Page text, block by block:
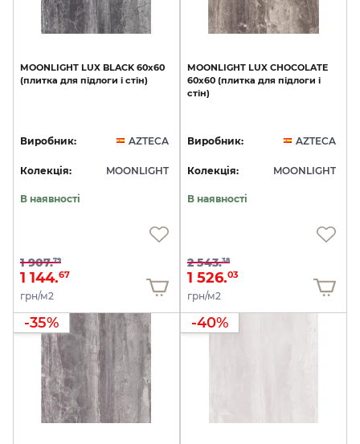
MOONLIGHT LUX BLACK 60x60
(плитка для підлоги і стін)
Виробник: AZTECA
Колекція: MOONLIGHT
В наявності
1 907.79
1 144.67
грн/м2
MOONLIGHT LUX CHOCOLATE
60x60 (плитка для підлоги і
стін)
Виробник: AZTECA
Колекція: MOONLIGHT
В наявності
2 543.38
1 526.03
грн/м2
-35% -40%